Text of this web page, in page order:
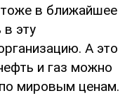
в ближайшее
в эту
А это
и газ можно
мировым ценам.